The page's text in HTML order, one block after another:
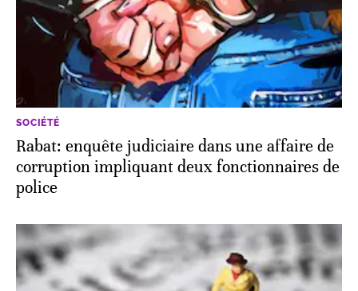
SOCIÉTÉ
Rabat: enquête judiciaire dans une affaire de
corruption impliquant deux fonctionnaires de
police